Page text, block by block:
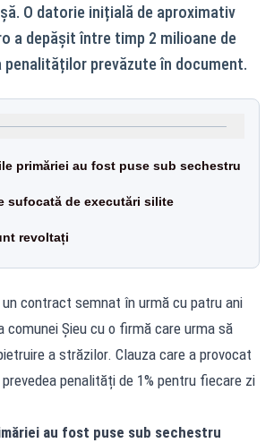
O datorie inițială de aproximativ
a depășit între timp 2 milioane de
penalităților prevăzute în document.
primăriei au fost puse sub sechestru
sufocată de executări silite
revoltați
contract semnat în urmă cu patru ani
comunei Șieu cu o firmă care urma să
a străzilor. Clauza care a provocat
penalități de 1% pentru fiecare zi
au fost puse sub sechestru